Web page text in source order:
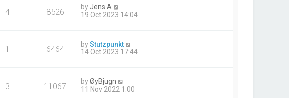
4 8526 by Jens A
19 Oct 2023 14:04
1 6464 byStutzpunkt
14 Oct 2023 17:44
3 11067 byØyBjugn
11 Nov 2022 1:00